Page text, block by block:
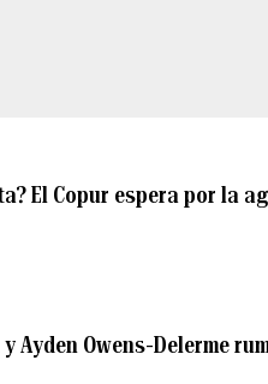
El Copur espera por la
Ayden Owens-Delerme